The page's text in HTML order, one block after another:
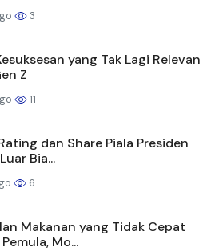
3
yang Tak Lagi Relevan
Z
11
dan Share Piala Presiden
Bia...
6
Makanan yang Tidak Cepat
Mo...